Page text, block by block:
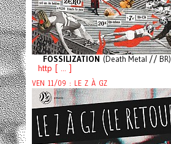
FOSSILIZATION (Death Metal // BR)
http [ ... ]
VEN 11/09 : LE Z À GZ